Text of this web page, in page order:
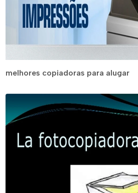
melhores copiadoras para alugar